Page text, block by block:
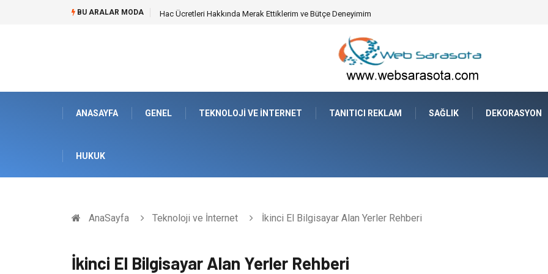
BU ARALAR MODA Hac Ücretleri Hakkında Merak Ettiklerim ve Bütçe Deneyimim
ANASAYFA GENEL TEKNOLOJI VE İNTERNET TANITICI REKLAM SAĞLIK DEKORASYON
HUKUK
AnaSayfa Teknoloji ve İnternet İkinci El Bilgisayar Alan Yerler Rehberi
İkinci El Bilgisayar Alan Yerler Rehberi